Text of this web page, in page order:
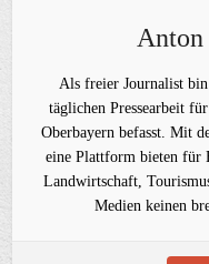
Anton
Als freier Journalist
täglichen Pressearbeit
Oberbayern befasst. Mit
eine Plattform bieten für
Landwirtschaft,
Medien keinen